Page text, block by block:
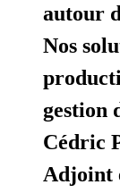
autour
Nos
gestion
Cédric
Adjoint